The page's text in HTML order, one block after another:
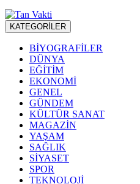
KATEGORİLER
BİYOGRAFİLER
DÜNYA
EĞİTİM
EKONOMİ
GENEL
GÜNDEM
KÜLTÜR SANAT
MAGAZİN
YAŞAM
SAĞLIK
SİYASET
SPOR
TEKNOLOJİ